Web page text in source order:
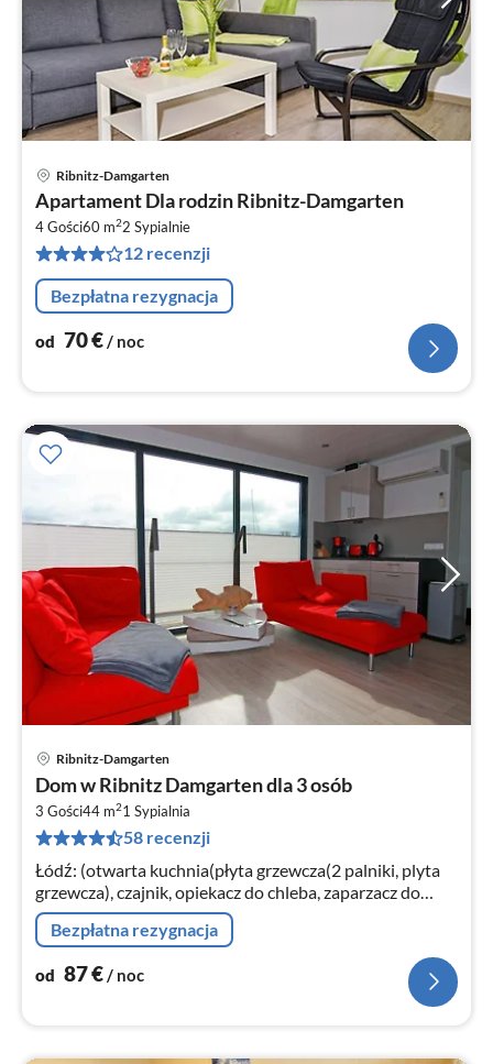
Ribnitz-Damgarten
Apartament Dla rodzin Ribnitz-Damgarten
4 Gości60 m22 Sypialnie
12 recenzji
Bezpłatna rezygnacja
od 70€/ noc
Ribnitz-Damgarten
Dom w Ribnitz Damgarten dla 3 osób
3 Gości44 m21 Sypialnia
58 recenzji
Łódź: (otwarta kuchnia(płyta grzewcza(2 palniki, plyta
grzewcza), czajnik, opiekacz do chleba, zaparzacz do
kawy, kuchenka mikrofalowa, zmywarka do naczyń,
lodówko-zamrażarka)
Bezpłatna rezygnacja
od 87€ / noc